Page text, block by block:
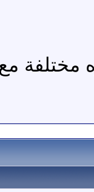
مختلفة